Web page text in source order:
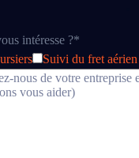
intéresse ?*
Suivi du fret aérien